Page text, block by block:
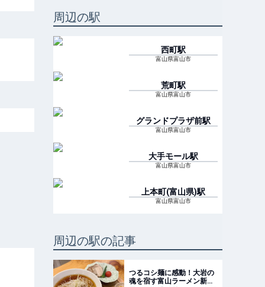
周辺の駅
西町駅
富山県富山市
荒町駅
富山県富山市
グランドプラザ前駅
富山県富山市
大手モール駅
富山県富山市
上本町(富山県)駅
富山県富山市
周辺の駅の記事
つるコシ麺に感動！大岩の
魂を宿す富山ラーメン新店